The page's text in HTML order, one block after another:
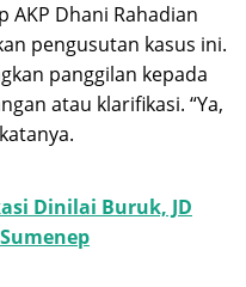
AKP Dhani Rahadian
pengusutan kasus ini.
panggilan kepada
atau klarifikasi. “Ya,
Dinilai Buruk, JD